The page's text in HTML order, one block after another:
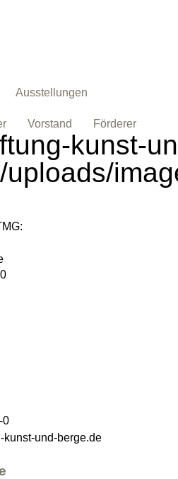
Ausstellungen
Vorstand Förderer
0
kunst-und-berge.de